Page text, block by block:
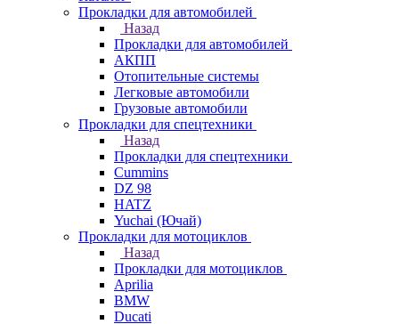
Прокладки для автомобилей
Назад
Прокладки для автомобилей
АКПП
Отопительные системы
Легковые автомобили
Грузовые автомобили
Прокладки для спецтехники
Назад
Прокладки для спецтехники
Cummins
DZ 98
HATZ
Yuchai (Ючай)
Прокладки для мотоциклов
Назад
Прокладки для мотоциклов
Aprilia
BMW
Ducati